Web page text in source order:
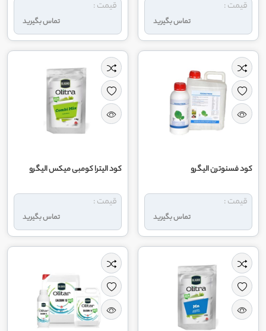
تماس بگیرید
قیمت :
تماس بگیرید
قیمت :
کود فسنوترن الیگرو
تماس بگیرید
قیمت :
کود الیترا کومبی میکس الیگرو
تماس بگیرید
قیمت :